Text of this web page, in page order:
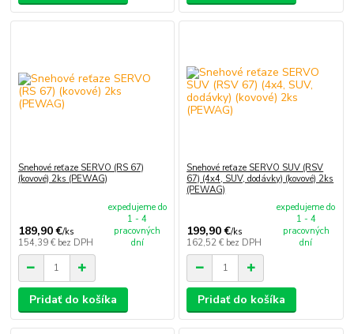
Snehové reťaze SERVO (RS 67)
(kovové) 2ks (PEWAG)
189,90 €/ks
154,39 € bez DPH
expedujeme do
1 - 4
pracovných
dní
Pridať do košíka
Snehové reťaze SERVO SUV (RSV
67) (4x4, SUV, dodávky) (kovové) 2ks
(PEWAG)
199,90 €/ks
162,52 € bez DPH
expedujeme do
1 - 4
pracovných
dní
Pridať do košíka